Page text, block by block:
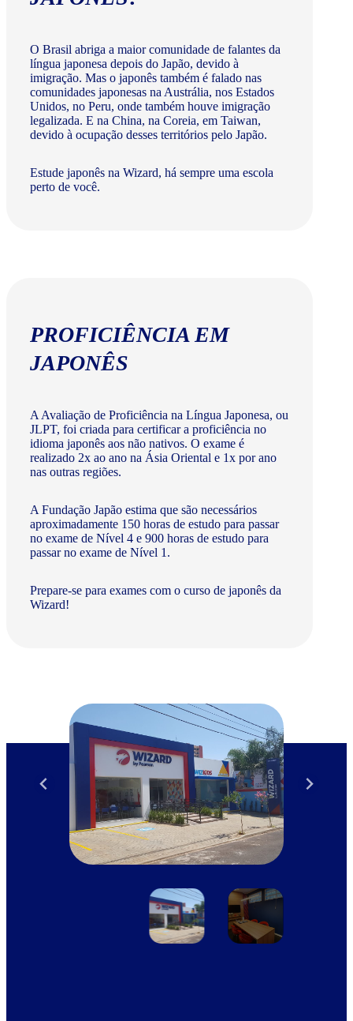
O Brasil abriga a maior comunidade de falantes da
língua japonesa depois do Japão, devido à
imigração. Mas o japonês também é falado nas
comunidades japonesas na Austrália, nos Estados
Unidos, no Peru, onde também houve imigração
legalizada. E na China, na Coreia, em Taiwan,
devido à ocupação desses territórios pelo Japão.
Estude japonês na Wizard, há sempre uma escola
perto de você.
PROFICIÊNCIA EM
JAPONÊS
A Avaliação de Proficiência na Língua Japonesa, ou
JLPT, foi criada para certificar a proficiência no
idioma japonês aos não nativos. O exame é
realizado 2x ao ano na Ásia Oriental e 1x por ano
nas outras regiões.
A Fundação Japão estima que são necessários
aproximadamente 150 horas de estudo para passar
no exame de Nível 4 e 900 horas de estudo para
passar no exame de Nível 1.
Prepare-se para exames com o curso de japonês da
Wizard!